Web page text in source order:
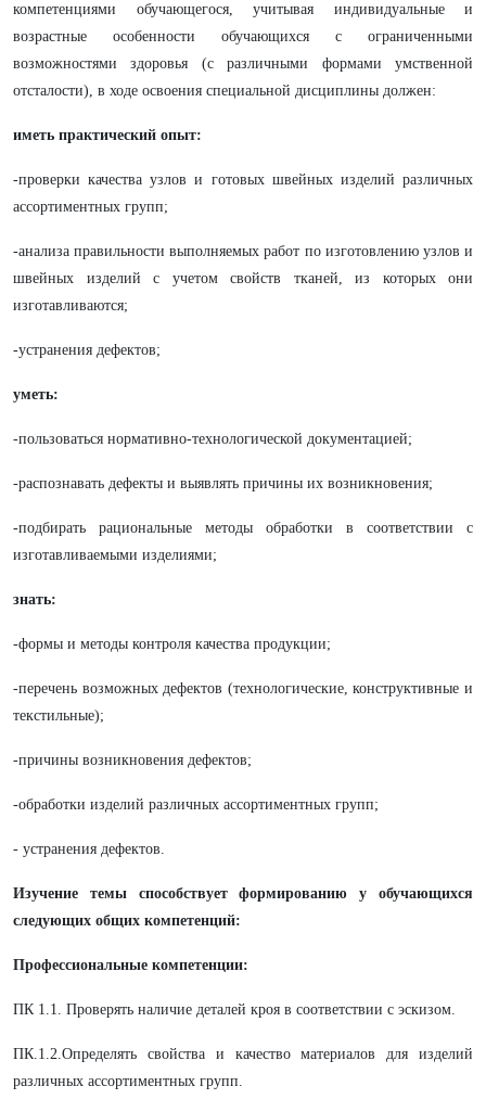
компетенциями обучающегося, учитывая индивидуальные и
возрастные особенности обучающихся с ограниченными
возможностями здоровья (с различными формами умственной
отсталости), в ходе освоения специальной дисциплины должен:
иметь практический опыт:
-проверки качества узлов и готовых швейных изделий различных
ассортиментных групп;
-анализа правильности выполняемых работ по изготовлению узлов и
швейных изделий с учетом свойств тканей, из которых они
изготавливаются;
-устранения дефектов;
уметь:
-пользоваться нормативно-технологической документацией;
-распознавать дефекты и выявлять причины их возникновения;
-подбирать рациональные методы обработки в соответствии с
изготавливаемыми изделиями;
знать:
-формы и методы контроля качества продукции;
-перечень возможных дефектов (технологические, конструктивные и
текстильные);
-причины возникновения дефектов;
-обработки изделий различных ассортиментных групп;
- устранения дефектов.
Изучение темы способствует формированию у обучающихся
следующих общих компетенций:
Профессиональные компетенции:
ПК 1.1. Проверять наличие деталей кроя в соответствии с эскизом.
ПК.1.2.Определять свойства и качество материалов для изделий
различных ассортиментных групп.